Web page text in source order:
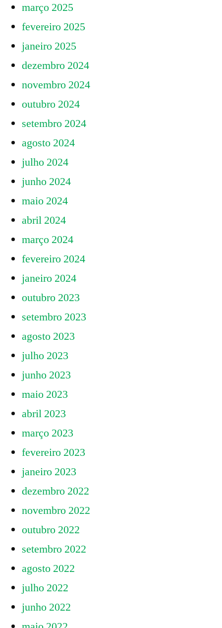
março 2025
fevereiro 2025
janeiro 2025
dezembro 2024
novembro 2024
outubro 2024
setembro 2024
agosto 2024
julho 2024
junho 2024
maio 2024
abril 2024
março 2024
fevereiro 2024
janeiro 2024
outubro 2023
setembro 2023
agosto 2023
julho 2023
junho 2023
maio 2023
abril 2023
março 2023
fevereiro 2023
janeiro 2023
dezembro 2022
novembro 2022
outubro 2022
setembro 2022
agosto 2022
julho 2022
junho 2022